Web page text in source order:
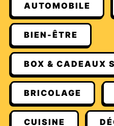
AUTOMOBILE
BIEN-ÊTRE
BOX & CADEAUX
BRICOLAGE
CUISINE